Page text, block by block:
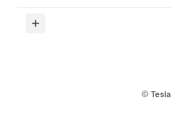
© Tesla